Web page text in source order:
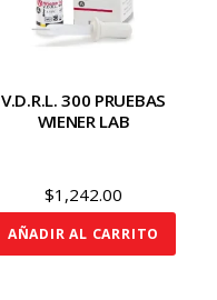
V.D.R.L. 300 PRUEBAS
WIENER LAB
$1,242.00
AÑADIR AL CARRITO